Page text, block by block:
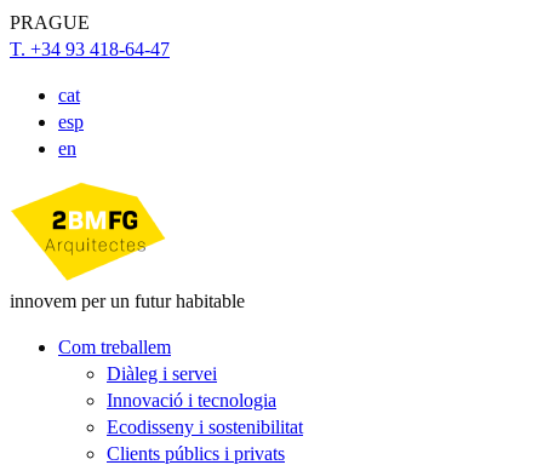
PRAGUE
T. +34 93 418-64-47
cat
esp
en
innovem per un futur habitable
Com treballem
Diàleg i servei
Innovació i tecnologia
Ecodisseny i sostenibilitat
Clients públics i privats